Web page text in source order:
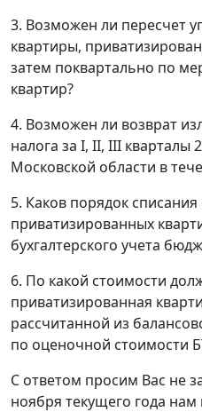
3. Возможен ли пересчет
квартиры,
затем поквартально по
квартир?
4. Возможен ли возврат
налога за I, II, III кварталы
Московской области в
5. Каков порядок
приватизированных
бухгалтерского учета
6. По какой стоимости
приватизированная
рассчитанной из
по оценочной стоимости
С ответом просим Вас не
ноября текущего года